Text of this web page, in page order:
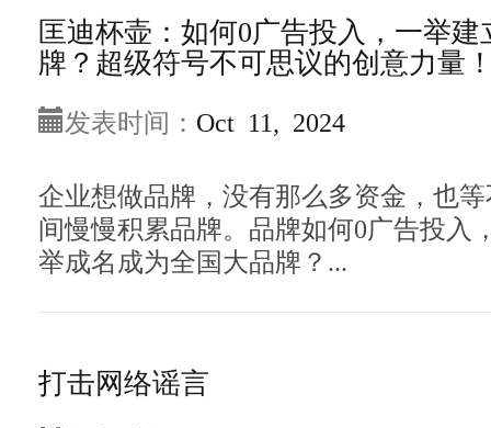
匡迪杯壶：如何0广告投入，一举建
牌？超级符号不可思议的创意力量
发表时间： Oct 11, 2024
企业想做品牌，没有那么多资金，也
间慢慢积累品牌。品牌如何0广告投入
举成名成为全国大品牌？...
打击网络谣言